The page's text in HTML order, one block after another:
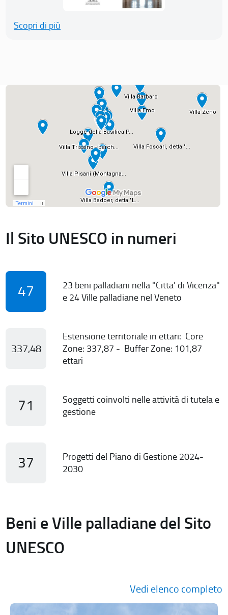
Scopri di più
Il Sito UNESCO in numeri
47
23 beni palladiani nella "Citta' di Vicenza"
e 24 Ville palladiane nel Veneto
337,48
Estensione territoriale in ettari: Core
Zone: 337,87 - Buffer Zone: 101,87
ettari
71
Soggetti coinvolti nelle attività di tutela e
gestione
37
Progetti del Piano di Gestione 2024-
2030
Beni e Ville palladiane del Sito
UNESCO
Vedi elenco completo